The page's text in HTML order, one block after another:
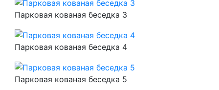
Парковая кованая беседка 3
Парковая кованая беседка 4
Парковая кованая беседка 5